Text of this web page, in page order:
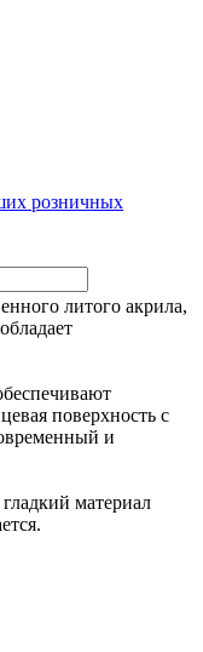
розничных
литого акрила,
поверхность с
и
материал